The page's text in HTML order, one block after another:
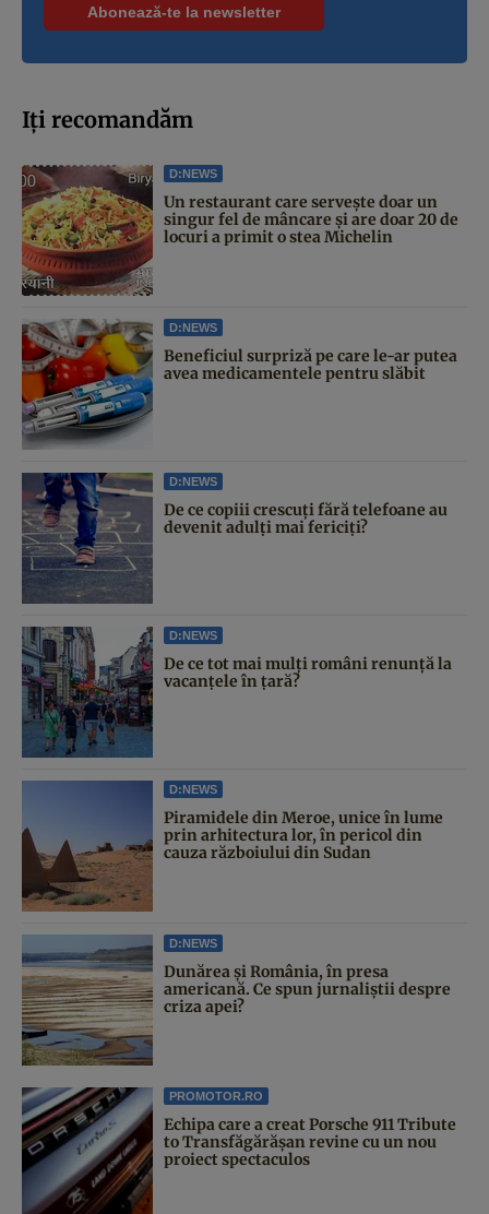
Iți recomandăm
D:NEWS
Un restaurant care servește doar un
singur fel de mâncare și are doar 20 de
locuri a primit o stea Michelin
D:NEWS
Beneficiul surpriză pe care le-ar putea
avea medicamentele pentru slăbit
D:NEWS
De ce copiii crescuți fără telefoane au
devenit adulți mai fericiți?
D:NEWS
De ce tot mai mulți români renunță la
vacanțele în țară?
D:NEWS
Piramidele din Meroe, unice în lume
prin arhitectura lor, în pericol din
cauza războiului din Sudan
D:NEWS
Dunărea și România, în presa
americană. Ce spun jurnaliștii despre
criza apei?
PROMOTOR.RO
Echipa care a creat Porsche 911 Tribute
to Transfăgărășan revine cu un nou
proiect spectaculos